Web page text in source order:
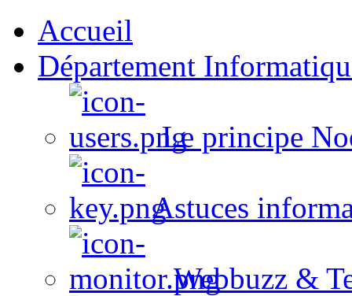
Accueil
Département
Le principe
Astuces
Webbuzz &